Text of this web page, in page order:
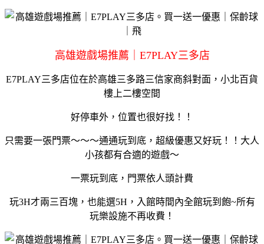
高雄遊戲場推薦｜E7PLAY三多店
E7PLAY三多店位在於高雄三多路三信家商斜對面，小北百貨
樓上二樓空間
好停車外，位置也很好找！！
只需要一張門票～～～通通玩到底，超級優惠又好玩！！大人
小孩都有合適的遊戲～
一票玩到底，門票依人頭計費
玩3H才兩三百塊，也能選5H，入館時間內全館玩到飽~所有
玩樂設施不再收費！